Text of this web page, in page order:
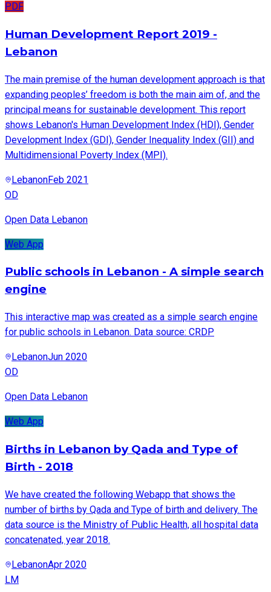
PDF
Human Development Report 2019 -
Lebanon
The main premise of the human development approach is that
expanding peoples’ freedom is both the main aim of, and the
principal means for sustainable development. This report
shows Lebanon's Human Development Index (HDI), Gender
Development Index (GDI), Gender Inequality Index (GII) and
Multidimensional Poverty Index (MPI).
LebanonFeb 2021
OD
Open Data Lebanon
Web App
Public schools in Lebanon - A simple search
engine
This interactive map was created as a simple search engine
for public schools in Lebanon. Data source: CRDP
LebanonJun 2020
OD
Open Data Lebanon
Web App
Births in Lebanon by Qada and Type of
Birth - 2018
We have created the following Webapp that shows the
number of births by Qada and Type of birth and delivery. The
data source is the Ministry of Public Health, all hospital data
concatenated, year 2018.
LebanonApr 2020
LM